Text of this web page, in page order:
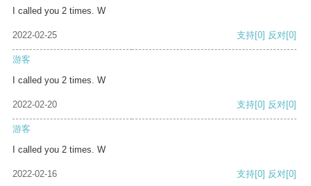
I called you 2 times. W
2022-02-25 支持[0] 反对[0]
游客
I called you 2 times. W
2022-02-20 支持[0] 反对[0]
游客
I called you 2 times. W
2022-02-16 支持[0] 反对[0]